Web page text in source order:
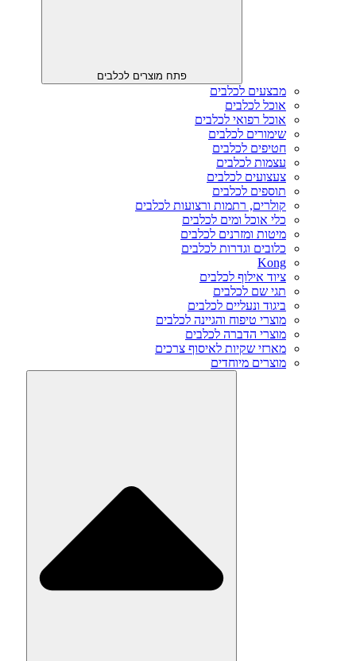
פתח מוצרים לכלבים
מבצעים לכלבים
אוכל לכלבים
אוכל רפואי לכלבים
שימורים לכלבים
חטיפים לכלבים
עצמות לכלבים
צעצועים לכלבים
תוספים לכלבים
קולרים, רתמות ורצועות לכלבים
כלי אוכל ומים לכלבים
מיטות ומזרנים לכלבים
כלובים וגדרות לכלבים
Kong
ציוד אילוף לכלבים
תגי שם לכלבים
ביגוד ונעליים לכלבים
מוצרי טיפוח והגיינה לכלבים
מוצרי הדברה לכלבים
מארזי שקיות לאיסוף צרכים
מוצרים מיוחדים